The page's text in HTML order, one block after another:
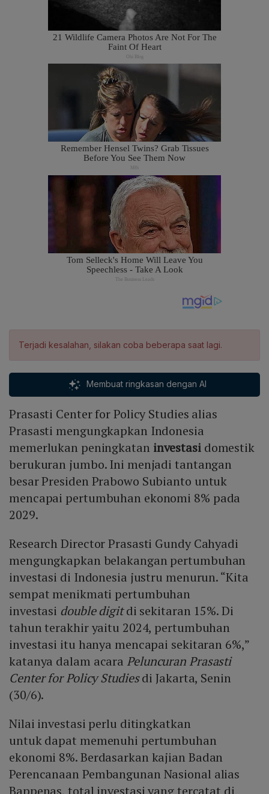
Terjadi kesalahan, silakan coba beberapa saat lagi.
Membuat ringkasan dengan AI
Prasasti Center for Policy Studies alias
Prasasti mengungkapkan Indonesia
memerlukan peningkatan investasidomestik
berukuran jumbo. Ini menjadi tantangan
besar Presiden Prabowo Subianto untuk
mencapai pertumbuhan ekonomi 8% pada
2029.
Research Director Prasasti Gundy Cahyadi
mengungkapkan belakangan pertumbuhan
investasi di Indonesia justru menurun. “Kita
sempat menikmati pertumbuhan
investasi double digitdi sekitaran 15%. Di
tahun terakhir yaitu 2024, pertumbuhan
investasi itu hanya mencapai sekitaran 6%,”
katanya dalam acara Peluncuran Prasasti
Center for Policy Studiesdi Jakarta, Senin
(30/6).
Nilai investasi perlu ditingkatkan
untuk dapat memenuhi pertumbuhan
ekonomi 8%. Berdasarkan kajian Badan
Perencanaan Pembangunan Nasional alias